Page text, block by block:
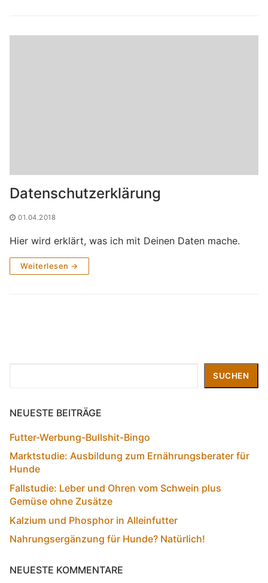
Datenschutzerklärung
01.04.2018
Hier wird erklärt, was ich mit Deinen Daten mache.
Weiterlesen →
SUCHEN
NEUESTE BEITRÄGE
Futter-Werbung-Bullshit-Bingo
Marktstudie: Ausbildung zum Ernährungsberater für
Hunde
Fallstudie: Leber und Ohren vom Schwein plus
Gemüse ohne Zusätze
Kalzium und Phosphor in Alleinfutter
Nahrungsergänzung für Hunde? Natürlich!
NEUESTE KOMMENTARE